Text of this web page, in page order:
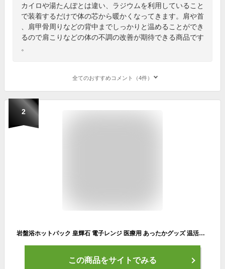
カイロや湯たんぽとは違い、ラジウムを利用していること
で装着するだけで体の芯から暖かくなってきます。肩や首
、肩甲骨周りなどの背中までしっかりと温めることができ
るので肩こりなどの体の不調の改善が期待できる商品です
。
全てのおすすめコメント（4件）
2
岩盤浴ホットパック 皇輝石 電子レンジ 医療用 あったかグッズ 温活グッズ 肩こり 温める 冷え対策 寒さ対策 腰痛 眼精疲労 疲れ目 遠赤外線 マイナスイオン ラッピング ギフト プレゼント 母の日 敬老の日
この商品をサイトでみる